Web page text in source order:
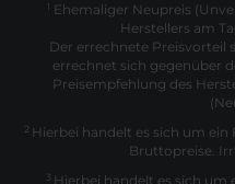
1 Ehemaliger Neupreis
Herstellers am
Der errechnete Preisvorteil
errechnet sich gegenüber
Preisempfehlung des
2 Hierbei handelt es sich um
Bruttopreise.
3 Hierbei handelt es sich um